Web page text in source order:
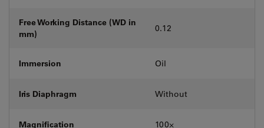
Free Working Distance (WD in
mm)
0.12
Immersion Oil
Iris Diaphragm Without
Magnification 100⨉